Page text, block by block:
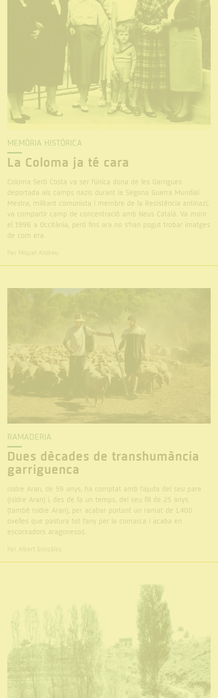
MEMÒRIA HISTÒRICA
La Coloma ja té cara
Coloma Seró Costa va ser l'única dona de les Garrigues
deportada als camps nazis durant la Segona Guerra Mundial.
Mestra, militant comunista i membre de la Resistència antinazi,
va compartir camp de concentració amb Neus Català. Va morir
el 1996 a Occitània, però fins ara no s'han pogut trobar imatges
de com era.
Per Miquel Andreu
RAMADERIA
Dues dècades de transhumància
garriguenca
Isidre Aran, de 59 anys, ha comptat amb l'ajuda del seu pare
(Isidre Aran) i, des de fa un temps, del seu fill de 25 anys
(també Isidre Aran), per acabar portant un ramat de 1.400
ovelles que pastura tot l'any per la comarca i acaba en
escorxadors aragonesos.
Per Albert González